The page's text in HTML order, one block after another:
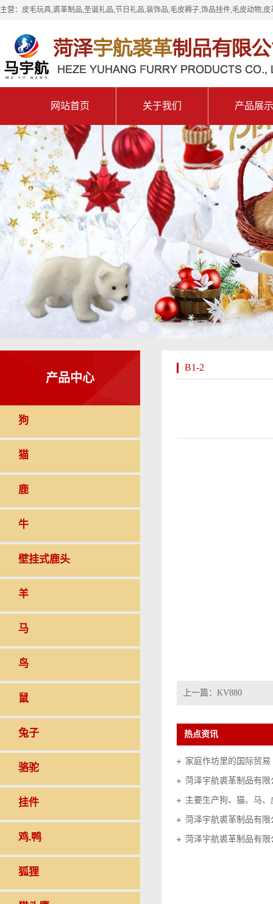
主营：皮毛玩具,裘革制品,圣诞礼品,节日礼品,装饰品,毛皮褥子,饰品挂件,毛皮动物,
网站首页 关于我们 产品展示
产品中心
狗
猫
鹿
牛
壁挂式鹿头
羊
马
鸟
鼠
兔子
骆驼
挂件
鸡.鸭
狐狸
B1-2
上一篇： KV880
热点资讯
家庭作坊里的国际贸易
菏泽宇航裘革制品有
菏泽宇航裘革制品有限
菏泽宇航裘革制品有限